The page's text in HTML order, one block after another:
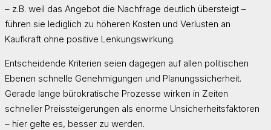
– z.B. weil das Angebot die Nachfrage deutlich übersteigt –
führen sie lediglich zu höheren Kosten und Verlusten an
Kaufkraft ohne positive Lenkungswirkung.
Entscheidende Kriterien seien dagegen auf allen politischen
Ebenen schnelle Genehmigungen und Planungssicherheit.
Gerade lange bürokratische Prozesse wirken in Zeiten
schneller Preissteigerungen als enorme Unsicherheitsfaktoren
– hier gelte es, besser zu werden.